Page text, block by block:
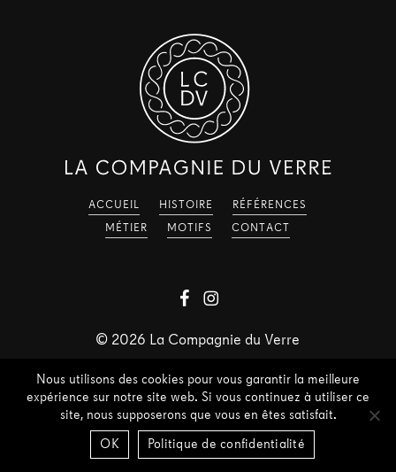
ACCUEIL HISTOIRE RÉFÉRENCES
MÉTIER MOTIFS CONTACT
© 2026 La Compagnie du Verre
Nous utilisons des cookies pour vous garantir la meilleure
expérience sur notre site web. Si vous continuez à utiliser ce
site, nous supposerons que vous en êtes satisfait.
OK Politique de confidentialité